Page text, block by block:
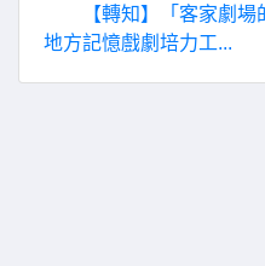
【轉知】「客家劇
地方記憶戲劇培力工...